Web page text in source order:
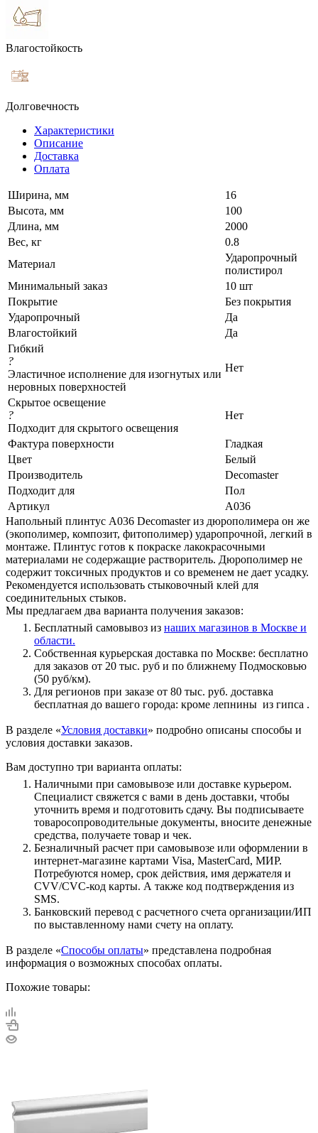
Влагостойкость
Долговечность
Характеристики
Описание
Доставка
Оплата
Ширина, мм
16
Высота, мм
100
Длина, мм
2000
Вес, кг
0.8
Материал
Ударопрочный
полистирол
Минимальный заказ
10 шт
Покрытие
Без покрытия
Ударопрочный
Да
Влагостойкий
Да
Гибкий
?
Эластичное исполнение для изогнутых или
неровных поверхностей
Нет
Скрытое освещение
?
Подходит для скрытого освещения
Нет
Фактура поверхности
Гладкая
Цвет
Белый
Производитель
Decomaster
Подходит для
Пол
Артикул
A036
Напольный плинтус A036 Decomaster из дюрополимера он же
(экополимер, композит, фитополимер) ударопрочной, легкий в
монтаже. Плинтус готов к покраске лакокрасочными
материалами не содержащие растворитель. Дюрополимер не
содержит токсичных продуктов и со временем не дает усадку.
Рекомендуется использовать стыковочный клей для
соединительных стыков.
Мы предлагаем два варианта получения заказов:
Бесплатный самовывоз из наших магазинов в Москве и
области.
Собственная курьерская доставка по Москве: бесплатно
для заказов от 20 тыс. руб и по ближнему Подмосковью
(50 руб/км).
Для регионов при заказе от 80 тыс. руб. доставка
бесплатная до вашего города: кроме лепнины из гипса .
В разделе «Условия доставки» подробно описаны способы и
условия доставки заказов.
Вам доступно три варианта оплаты:
Наличными при самовывозе или доставке курьером.
Специалист свяжется с вами в день доставки, чтобы
уточнить время и подготовить сдачу. Вы подписываете
товаросопроводительные документы, вносите денежные
средства, получаете товар и чек.
Безналичный расчет при самовывозе или оформлении в
интернет-магазине картами Visa, MasterCard, МИР.
Потребуются номер, срок действия, имя держателя и
CVV/CVC-код карты. А также код подтверждения из
SMS.
Банковский перевод с расчетного счета организации/ИП
по выставленному нами счету на оплату.
В разделе «Способы оплаты» представлена подробная
информация о возможных способах оплаты.
Похожие товары: